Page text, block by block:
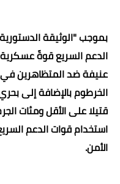
بموجب "الوثيقة
الدعم السريع قوةً
قتيلا على الأقل ومئات
استخدام قوات الدعم
الأمن.